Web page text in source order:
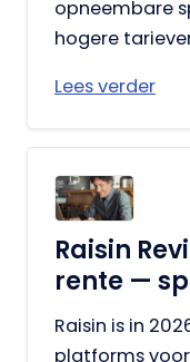
opneembare
hogere
Lees verder
Raisin
rente —
Raisin is in
platforms